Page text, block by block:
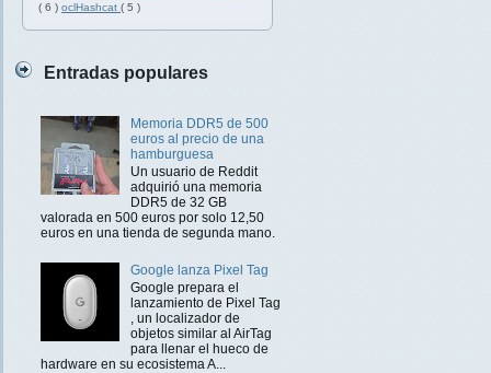
( 6 ) oclHashcat ( 5 )
Entradas populares
Memoria DDR5 de 500
euros al precio de una
hamburguesa
Un usuario de Reddit
adquirió una memoria
DDR5 de 32 GB
valorada en 500 euros por solo 12,50
euros en una tienda de segunda mano.
Google lanza Pixel Tag
Google prepara el
lanzamiento de Pixel Tag
, un localizador de
objetos similar al AirTag
para llenar el hueco de
hardware en su ecosistema A...